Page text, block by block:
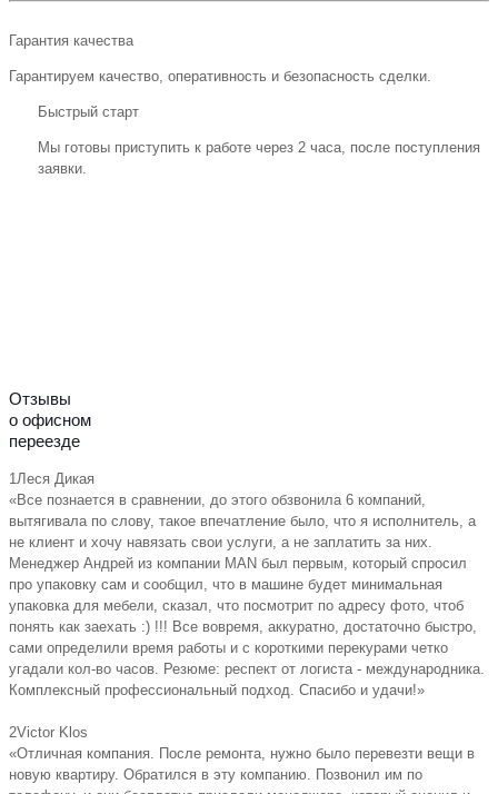
Гарантия качества
Гарантируем качество, оперативность и безопасность сделки.
Быстрый старт
Мы готовы приступить к работе через 2 часа, после поступления
заявки.
Отзывы
о офисном
переезде
1Леся Дикая
«Все познается в сравнении, до этого обзвонила 6 компаний,
вытягивала по слову, такое впечатление было, что я исполнитель, а
не клиент и хочу навязать свои услуги, а не заплатить за них.
Менеджер Андрей из компании MAN был первым, который спросил
про упаковку сам и сообщил, что в машине будет минимальная
упаковка для мебели, сказал, что посмотрит по адресу фото, чтоб
понять как заехать :) !!! Все вовремя, аккуратно, достаточно быстро,
сами определили время работы и с короткими перекурами четко
угадали кол-во часов. Резюме: респект от логиста - международника.
Комплексный профессиональный подход. Спасибо и удачи!»
2Victor Klos
«Отличная компания. После ремонта, нужно было перевезти вещи в
новую квартиру. Обратился в эту компанию. Позвонил им по